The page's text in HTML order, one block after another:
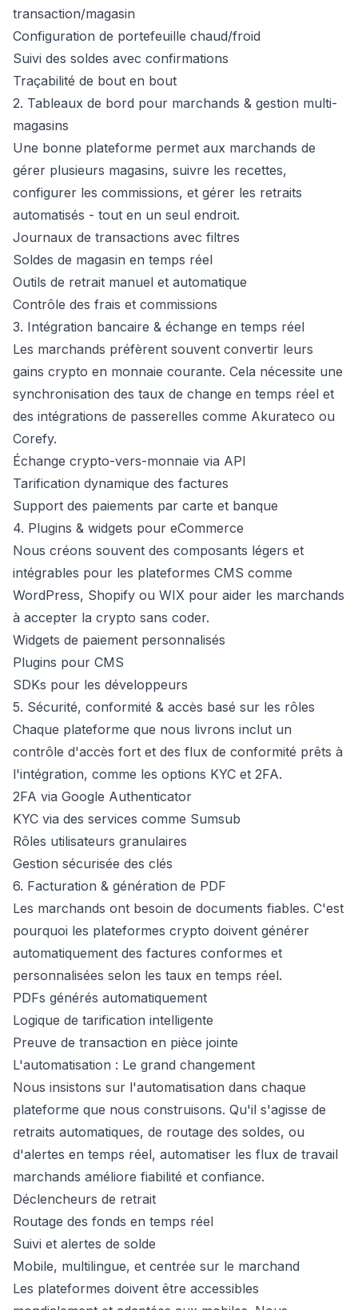
transaction/magasin
Configuration de portefeuille chaud/froid
Suivi des soldes avec confirmations
Traçabilité de bout en bout
2. Tableaux de bord pour marchands & gestion multi-
magasins
Une bonne plateforme permet aux marchands de
gérer plusieurs magasins, suivre les recettes,
configurer les commissions, et gérer les retraits
automatisés - tout en un seul endroit.
Journaux de transactions avec filtres
Soldes de magasin en temps réel
Outils de retrait manuel et automatique
Contrôle des frais et commissions
3. Intégration bancaire & échange en temps réel
Les marchands préfèrent souvent convertir leurs
gains crypto en monnaie courante. Cela nécessite une
synchronisation des taux de change en temps réel et
des intégrations de passerelles comme Akurateco ou
Corefy.
Échange crypto-vers-monnaie via API
Tarification dynamique des factures
Support des paiements par carte et banque
4. Plugins & widgets pour eCommerce
Nous créons souvent des composants légers et
intégrables pour les plateformes CMS comme
WordPress, Shopify ou WIX pour aider les marchands
à accepter la crypto sans coder.
Widgets de paiement personnalisés
Plugins pour CMS
SDKs pour les développeurs
5. Sécurité, conformité & accès basé sur les rôles
Chaque plateforme que nous livrons inclut un
contrôle d'accès fort et des flux de conformité prêts à
l'intégration, comme les options KYC et 2FA.
2FA via Google Authenticator
KYC via des services comme Sumsub
Rôles utilisateurs granulaires
Gestion sécurisée des clés
6. Facturation & génération de PDF
Les marchands ont besoin de documents fiables. C'est
pourquoi les plateformes crypto doivent générer
automatiquement des factures conformes et
personnalisées selon les taux en temps réel.
PDFs générés automatiquement
Logique de tarification intelligente
Preuve de transaction en pièce jointe
L'automatisation : Le grand changement
Nous insistons sur l'automatisation dans chaque
plateforme que nous construisons. Qu'il s'agisse de
retraits automatiques, de routage des soldes, ou
d'alertes en temps réel, automatiser les flux de travail
marchands améliore fiabilité et confiance.
Déclencheurs de retrait
Routage des fonds en temps réel
Suivi et alertes de solde
Mobile, multilingue, et centrée sur le marchand
Les plateformes doivent être accessibles